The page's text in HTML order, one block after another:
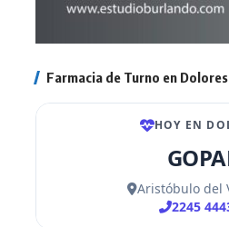
Farmacia de Turno en Dolores